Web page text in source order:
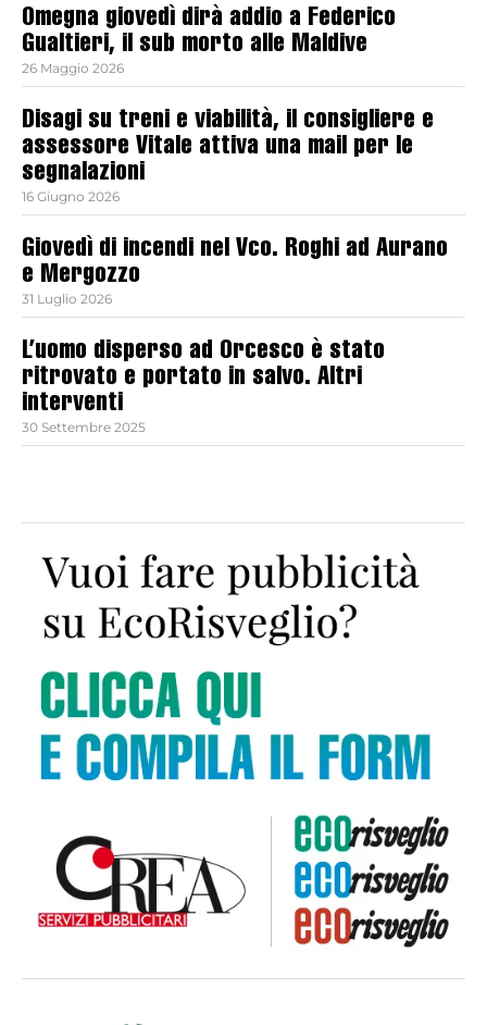
Omegna giovedì dirà addio a Federico
Gualtieri, il sub morto alle Maldive
26 Maggio 2026
Disagi su treni e viabilità, il consigliere e
assessore Vitale attiva una mail per le
segnalazioni
16 Giugno 2026
Giovedì di incendi nel Vco. Roghi ad Aurano
e Mergozzo
31 Luglio 2026
L’uomo disperso ad Orcesco è stato
ritrovato e portato in salvo. Altri
interventi
30 Settembre 2025